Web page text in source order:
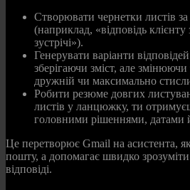
Створювати чернетки листів
(наприклад, «відповідь
зустрічі»).
Генерувати варіанти
зберігаючи зміст, але
дружній чи максимально
Робити резюме довгих
листів у ланцюжку, ти
головними рішеннями, датами
Це перетворює Gmail на асистента,
пошту, а допомагає швидко
відповіді.